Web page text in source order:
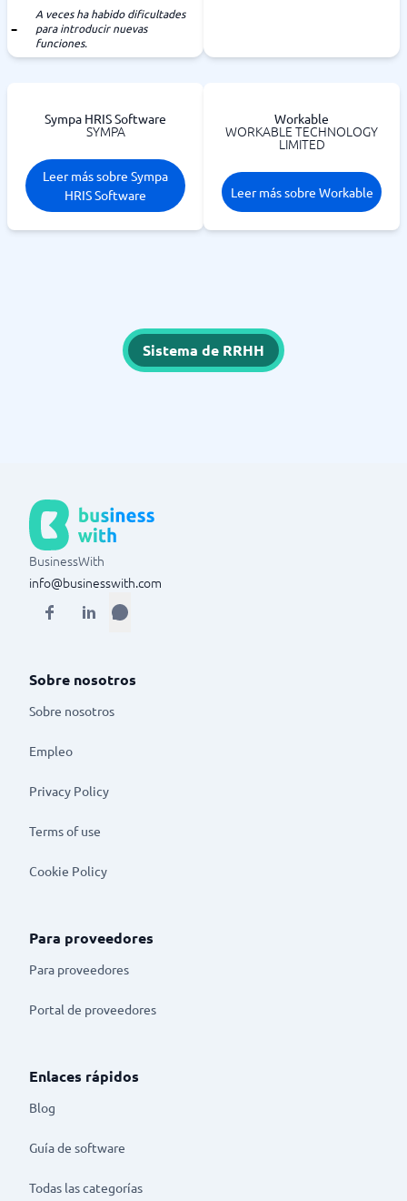
A veces ha habido dificultades
para introducir nuevas
funciones.
Sympa HRIS Software
SYMPA
Leer más sobre Sympa
HRIS Software
Workable
WORKABLE TECHNOLOGY
LIMITED
Leer más sobre Workable
Sistema de RRHH
BusinessWith
info@businesswith.com
Sobre nosotros
Sobre nosotros
Empleo
Privacy Policy
Terms of use
Cookie Policy
Para proveedores
Para proveedores
Portal de proveedores
Enlaces rápidos
Blog
Guía de software
Todas las categorías